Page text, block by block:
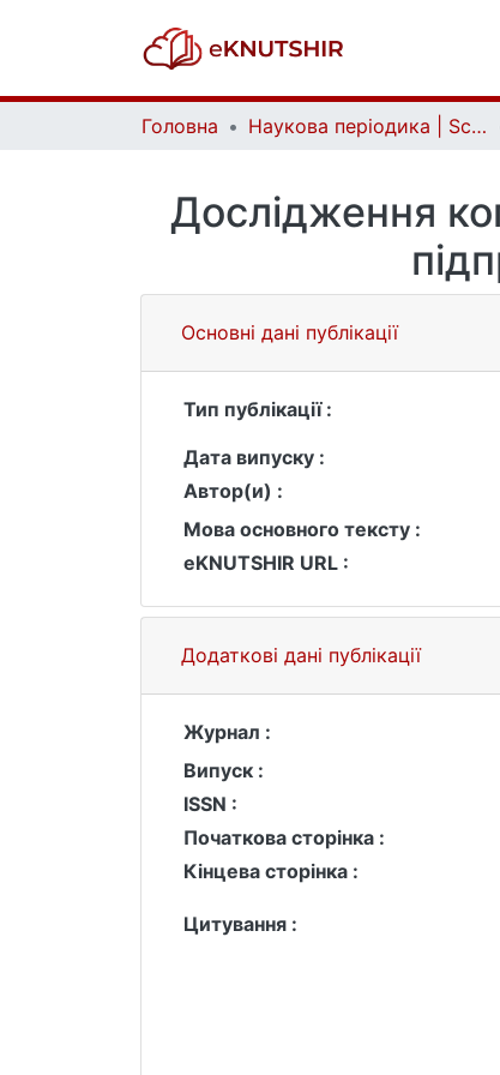
Головна Наукова періодика | Scientific periodicals
Дослідження
Основні дані публікації
Тип публікації :
Дата випуску :
Автор(и) :
Мова основного тексту :
eKNUTSHIR URL :
Додаткові дані публікації
Журнал :
Випуск :
ISSN :
Початкова сторінка :
Кінцева сторінка :
Цитування :